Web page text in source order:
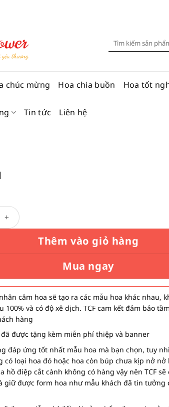
Tìm
chúc mừng Hoa chia buồn Hoa tốt
Tin tức Liên hệ
Thêm vào giỏ hàng
Mua ngay
cắm hoa sẽ tạo ra các mẫu hoa khác nhau,
100% và có độ xê dịch. TCF cam kết đảm bảo
hàng
được tặng kèm miễn phí thiệp và banner
đáp ứng tốt nhất mẫu hoa mà bạn chọn, tuy
có loại hoa đó hoặc hoa còn búp chưa kịp nở nở
hồ điệp cắt cành không có hàng vậy nên TCF sẽ
giữ được form hoa như mẫu khách đã tin tưởng